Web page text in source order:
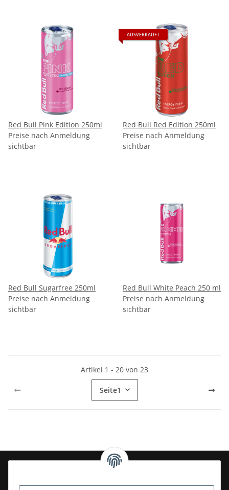
Red Bull Pink Edition 250ml
Preise nach Anmeldung
sichtbar
AUSVERKAUFT
Red Bull Red Edition 250ml
Preise nach Anmeldung
sichtbar
Red Bull Sugarfree 250ml
Preise nach Anmeldung
sichtbar
Red Bull White Peach 250 ml
Preise nach Anmeldung
sichtbar
Artikel 1 - 20 von 23
Seite1